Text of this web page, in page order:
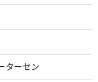
ターセン